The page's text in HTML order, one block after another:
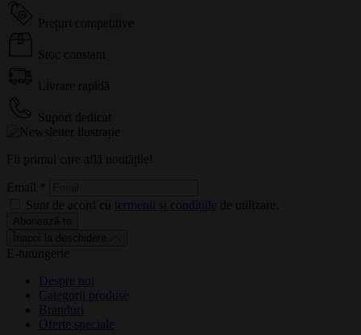
Prețuri competitive
Stoc constant
Livrare rapidă
Suport dedicat
Fii primul care află noutățile!
Email
Sunt de acord cu termenii și condițiile de utilizare.
E-tutungerie
Despre noi
Categorii produse
Branduri
Oferte speciale